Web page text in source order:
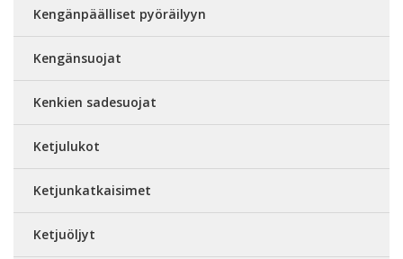
Kengänpäälliset pyöräilyyn
Kengänsuojat
Kenkien sadesuojat
Ketjulukot
Ketjunkatkaisimet
Ketjuöljyt